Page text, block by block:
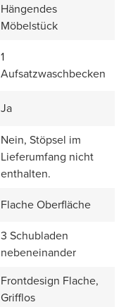
Hängendes
Möbelstück
1
Aufsatzwaschbecken
Ja
Nein, Stöpsel im
Lieferumfang nicht
enthalten.
Flache Oberfläche
3 Schubladen
nebeneinander
Frontdesign Flache,
Grifflos